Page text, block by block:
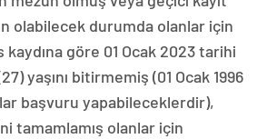
olabilecek durumda olanlar için
göre 01 Ocak 2023 tarihi
yaşını bitirmemiş (01 Ocak 1996
başvuru yapabileceklerdir),
tamamlamış olanlar için